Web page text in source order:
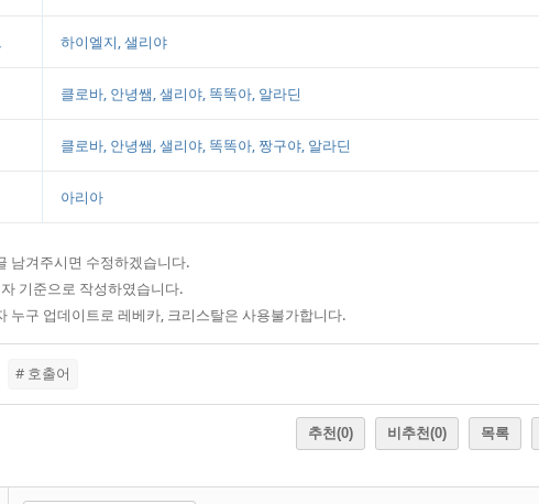
하이엘지, 샐리야
클로바, 안녕쌤, 샐리야, 똑똑아, 알라딘
클로바, 안녕쌤, 샐리야, 똑똑아, 짱구야, 알라딘
아리아
남겨주시면 수정하겠습니다.
기준으로 작성하였습니다.
누구 업데이트로 레베카, 크리스탈은 사용불가합니다.
# 호출어
추천(0) 비추천(0) 목록